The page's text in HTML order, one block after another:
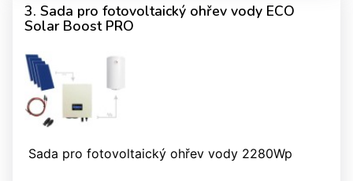
3. Sada pro fotovoltaický ohřev vody ECO
Solar Boost PRO
Sada pro fotovoltaický ohřev vody 2280Wp